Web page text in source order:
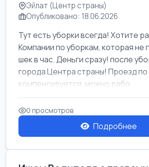
Эйлат (Центр страны)
Опубликовано: 18.06.2026
Тут есть уборки всегда! Хотите
Компании по уборкам, которая не
шек в час. Деньги сразу! после
города Центра страны! Проезд по
компенсируется. можно рабо...
0 просмотров
Подробнее